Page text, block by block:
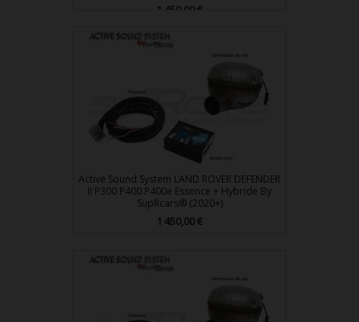
Prix
1 450,00 €
Active Sound System LAND ROVER DEFENDER
II P300 P400 P400e Essence + Hybride By
SupRcars® (2020+)
Prix
1 450,00 €